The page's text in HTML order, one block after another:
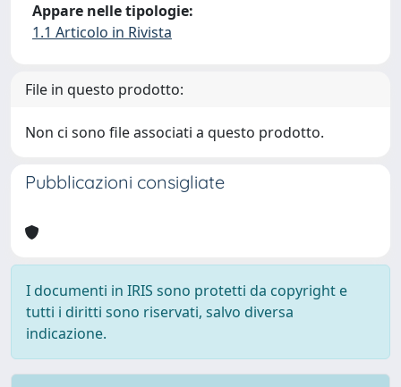
Appare nelle tipologie:
1.1 Articolo in Rivista
File in questo prodotto:
Non ci sono file associati a questo prodotto.
Pubblicazioni consigliate
I documenti in IRIS sono protetti da copyright e
tutti i diritti sono riservati, salvo diversa
indicazione.